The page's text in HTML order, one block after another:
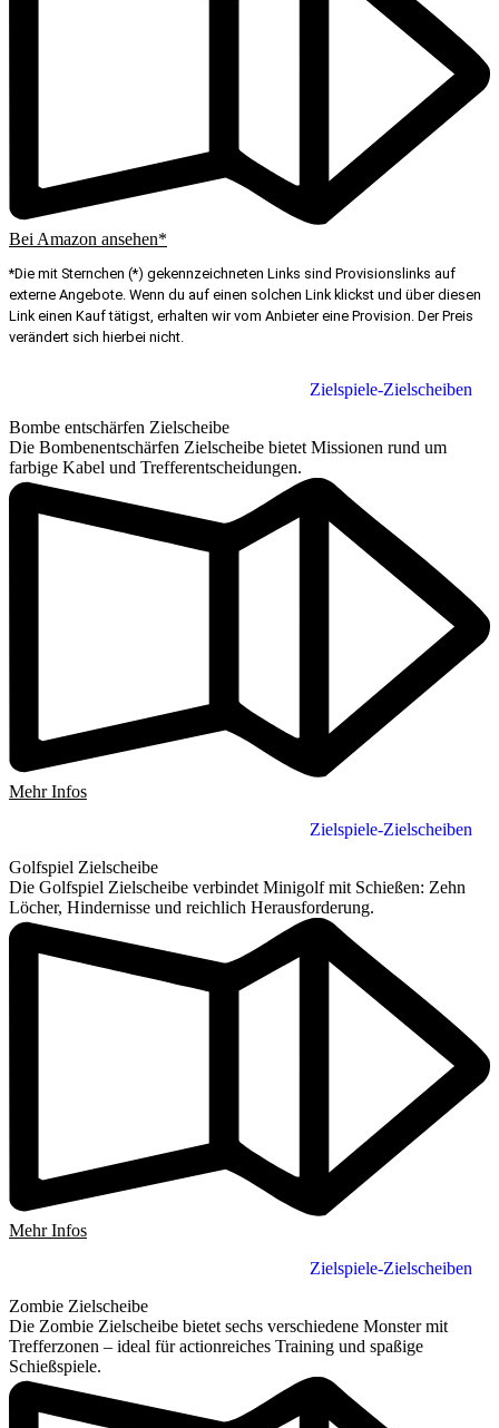
Bei Amazon ansehen*
*Die mit Sternchen (*) gekennzeichneten Links sind Provisionslinks auf
externe Angebote. Wenn du auf einen solchen Link klickst und über diesen
Link einen Kauf tätigst, erhalten wir vom Anbieter eine Provision. Der Preis
verändert sich hierbei nicht.
Zielspiele-Zielscheiben
Bombe entschärfen Zielscheibe
Die Bombenentschärfen Zielscheibe bietet Missionen rund um
farbige Kabel und Trefferentscheidungen.
Mehr Infos
Zielspiele-Zielscheiben
Golfspiel Zielscheibe
Die Golfspiel Zielscheibe verbindet Minigolf mit Schießen: Zehn
Löcher, Hindernisse und reichlich Herausforderung.
Mehr Infos
Zielspiele-Zielscheiben
Zombie Zielscheibe
Die Zombie Zielscheibe bietet sechs verschiedene Monster mit
Trefferzonen – ideal für actionreiches Training und spaßige
Schießspiele.